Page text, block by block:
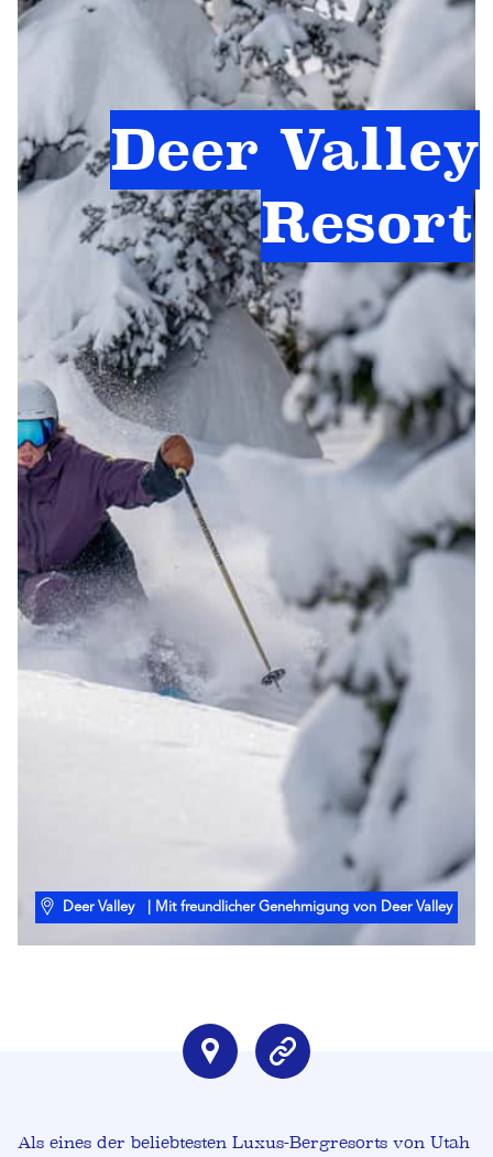
Deer Valley
Resort
Deer Valley | Mit freundlicher Genehmigung von Deer Valley
Als eines der beliebtesten Luxus-Bergresorts von Utah